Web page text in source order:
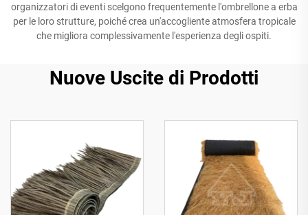
organizzatori di eventi scelgono frequentemente l'ombrellone a erba
per le loro strutture, poiché crea un'accogliente atmosfera tropicale
che migliora complessivamente l'esperienza degli ospiti.
Nuove Uscite di Prodotti